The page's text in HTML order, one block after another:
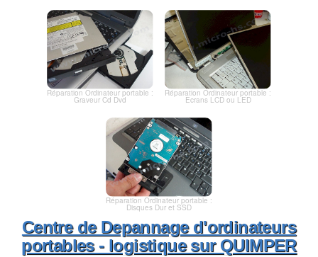
Réparation Ordinateur portable :
Graveur Cd Dvd
Réparation Ordinateur portable :
Ecrans LCD ou LED
Réparation Ordinateur portable :
Disques Dur et SSD
Centre de Depannage d'ordinateurs
portables - logistique sur QUIMPER